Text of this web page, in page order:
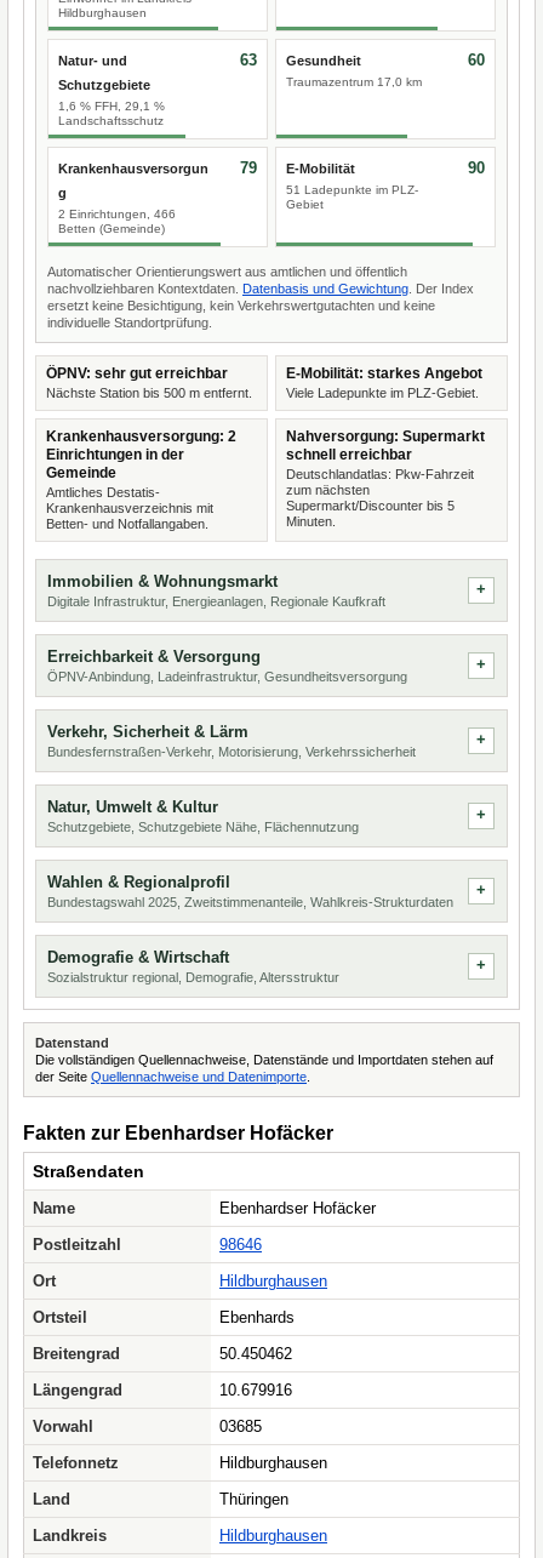
Hildburghausen
Natur- und
Schutzgebiete
1,6 % FFH, 29,1 %
Landschaftsschutz
63 Gesundheit
Traumazentrum 17,0 km
60
Krankenhausversorgun
g
2 Einrichtungen, 466
Betten (Gemeinde)
79 E-Mobilität
51 Ladepunkte im PLZ-
Gebiet
90
Automatischer Orientierungswert aus amtlichen und öffentlich
nachvollziehbaren Kontextdaten. Datenbasis und Gewichtung . Der Index
ersetzt keine Besichtigung, kein Verkehrswertgutachten und keine
individuelle Standortprüfung.
ÖPNV: sehr gut erreichbar
Nächste Station bis 500 m entfernt.
E-Mobilität: starkes Angebot
Viele Ladepunkte im PLZ-Gebiet.
Krankenhausversorgung: 2
Einrichtungen in der
Gemeinde
Amtliches Destatis-
Krankenhausverzeichnis mit
Betten- und Notfallangaben.
Nahversorgung: Supermarkt
schnell erreichbar
Deutschlandatlas: Pkw-Fahrzeit
zum nächsten
Supermarkt/Discounter bis 5
Minuten.
Immobilien & Wohnungsmarkt
Digitale Infrastruktur, Energieanlagen, Regionale Kaufkraft
Erreichbarkeit & Versorgung
ÖPNV-Anbindung, Ladeinfrastruktur, Gesundheitsversorgung
Verkehr, Sicherheit & Lärm
Bundesfernstraßen-Verkehr, Motorisierung, Verkehrssicherheit
Natur, Umwelt & Kultur
Schutzgebiete, Schutzgebiete Nähe, Flächennutzung
Wahlen & Regionalprofil
Bundestagswahl 2025, Zweitstimmenanteile, Wahlkreis-Strukturdaten
Demografie & Wirtschaft
Sozialstruktur regional, Demografie, Altersstruktur
Datenstand
Die vollständigen Quellennachweise, Datenstände und Importdaten stehen auf
der Seite Quellennachweise und Datenimporte
Fakten zur Ebenhardser Hofäcker
Straßendaten
Name
Ebenhardser Hofäcker
Postleitzahl
98646
Ort
Hildburghausen
Ortsteil
Ebenhards
Breitengrad
50.450462
Längengrad
10.679916
Vorwahl
03685
Telefonnetz
Hildburghausen
Land
Thüringen
Landkreis
Hildburghausen